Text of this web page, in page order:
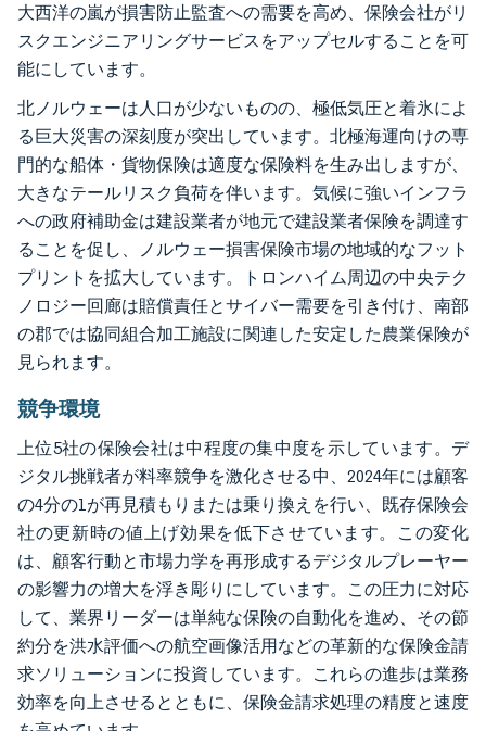
大西洋の嵐が損害防止監査への需要を高め、保険会社がリ
スクエンジニアリングサービスをアップセルすることを可
能にしています。
北ノルウェーは人口が少ないものの、極低気圧と着氷によ
る巨大災害の深刻度が突出しています。北極海運向けの専
門的な船体・貨物保険は適度な保険料を生み出しますが、
大きなテールリスク負荷を伴います。気候に強いインフラ
への政府補助金は建設業者が地元で建設業者保険を調達す
ることを促し、ノルウェー損害保険市場の地域的なフット
プリントを拡大しています。トロンハイム周辺の中央テク
ノロジー回廊は賠償責任とサイバー需要を引き付け、南部
の郡では協同組合加工施設に関連した安定した農業保険が
見られます。
競争環境
上位5社の保険会社は中程度の集中度を示しています。デ
ジタル挑戦者が料率競争を激化させる中、2024年には顧客
の4分の1が再見積もりまたは乗り換えを行い、既存保険会
社の更新時の値上げ効果を低下させています。この変化
は、顧客行動と市場力学を再形成するデジタルプレーヤー
の影響力の増大を浮き彫りにしています。この圧力に対応
して、業界リーダーは単純な保険の自動化を進め、その節
約分を洪水評価への航空画像活用などの革新的な保険金請
求ソリューションに投資しています。これらの進歩は業務
効率を向上させるとともに、保険金請求処理の精度と速度